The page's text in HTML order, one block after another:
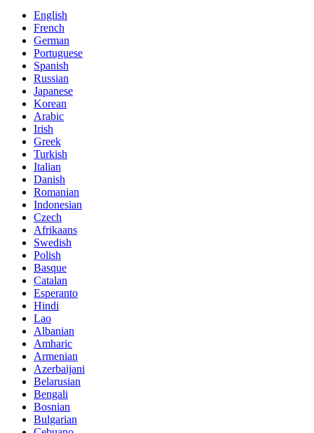
English
French
German
Portuguese
Spanish
Russian
Japanese
Korean
Arabic
Irish
Greek
Turkish
Italian
Danish
Romanian
Indonesian
Czech
Afrikaans
Swedish
Polish
Basque
Catalan
Esperanto
Hindi
Lao
Albanian
Amharic
Armenian
Azerbaijani
Belarusian
Bengali
Bosnian
Bulgarian